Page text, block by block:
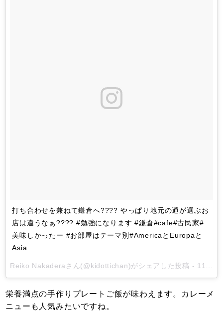
打ち合わせを兼ねて鎌倉へ???? やっぱり地元の通が選ぶお
店は違うなぁ???? #勉強になります #鎌倉#cafe#古民家#
美味しかったー #お部屋はテーマ別#AmericaとEuropaと
Asia
Reiko Nakadera さん(@kidottichan)がシェアした投稿 - 11月 11, 2017 at 12:42午前 PST
栄養満点の手作りプレートご飯が味わえます。カレーメ
ニューも人気みたいですね。